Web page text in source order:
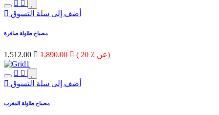
أضف إلى سلة التسوق
مصباح طاولة صافرة
1,512.00  1,890.00 ( 20 ٪ عن)
أضف إلى سلة التسوق
مصباح طاولة المغرب